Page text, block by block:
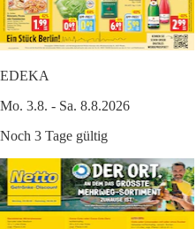
EDEKA
Mo. 3.8. - Sa. 8.8.2026
Noch 3 Tage gültig